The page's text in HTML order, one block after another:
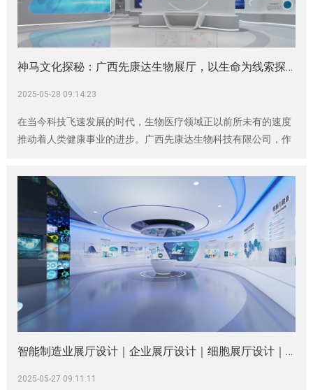
神马文化探秘：广西先康达生物展厅，以生命为线索探索细胞神奇
2025-05-28 09:14:23
在当今科技飞速发展的时代，生物医疗领域正以前所未有的速度
推动着人类健康事业的进步。广西先康达生物科技有限公司，作
寿”的崇高使命，致力于细胞治疗的核心产业发展。近日，我有幸
深入了解了广西先康达生物的展厅效果方案，感受到了其在生物
医疗领域的专业、科技与实力，这背后离不开神马文化的创新与
推动。
智能制造业展厅设计｜企业展厅设计｜细胞展厅设计｜医疗器械展厅
2025-05-27 09:11:11